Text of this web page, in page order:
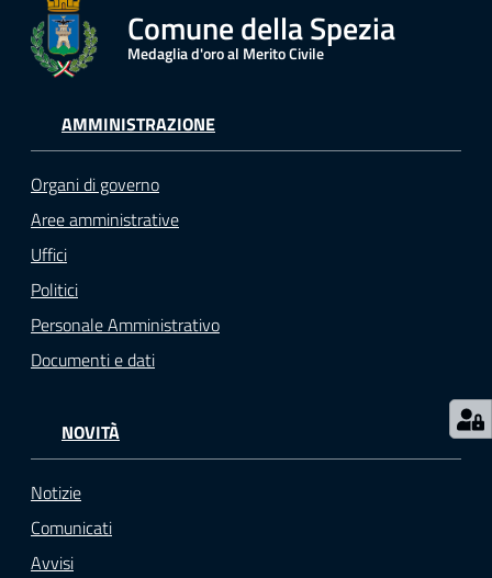
t
t
n
a
g
a
c
o
n
Comune della Spezia
Medaglia d'oro al Merito Civile
AMMINISTRAZIONE
Organi di governo
Aree amministrative
Uffici
Politici
Personale Amministrativo
Documenti e dati
NOVITÀ
Notizie
Comunicati
Avvisi